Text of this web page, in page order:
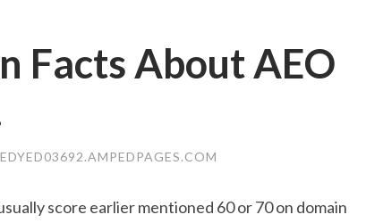
Facts About AEO
score earlier mentioned 60 or 70 on domain